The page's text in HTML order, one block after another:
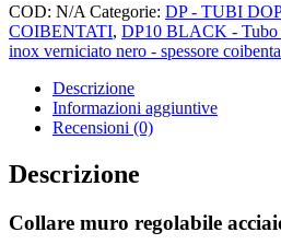
COD: N/A Categorie: DP - TUBI
COIBENTATI, DP10 BLACK - Tubo
inox verniciato nero - spessore
Descrizione
Informazioni aggiuntive
Recensioni (0)
Descrizione
Collare muro regolabile